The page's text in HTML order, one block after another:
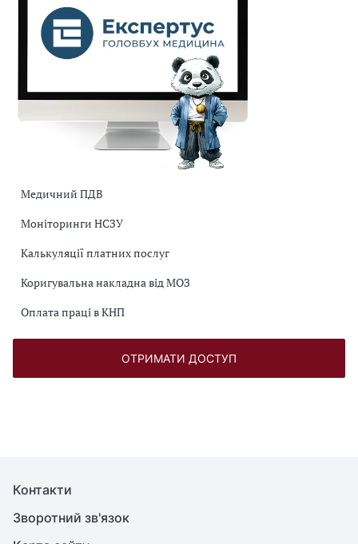
Медичний ПДВ
Моніторинги НСЗУ
Калькуляції платних послуг
Коригувальна накладна від МОЗ
Оплата праці в КНП
ОТРИМАТИ ДОСТУП
Контакти
Зворотний зв'язок